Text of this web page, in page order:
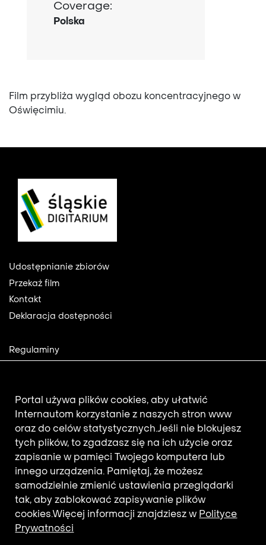
Film przybliża wygląd obozu koncentracyjnego w
Oświęcimiu.
Coverage:
Polska
Footer
Udostępnianie zbiorów
Przekaż film
Kontakt
Deklaracja dostępności
Footer
2
Regulaminy
Aktualności
Newsletter
Adres e-mail subskrybenta.
Otrzymuj nowości z filmotekaslaska.com
Portal używa plików cookies, aby ułatwić
Internautom korzystanie z naszych stron www
oraz do celów statystycznych.Jeśli nie blokujesz
tych plików, to zgadzasz się na ich użycie oraz
zapisanie w pamięci Twojego komputera lub
innego urządzenia. Pamiętaj, że możesz
samodzielnie zmienić ustawienia przeglądarki
tak, aby zablokować zapisywanie plików
cookies.Więcej informacji znajdziesz w Polityce
Prywatności